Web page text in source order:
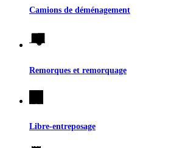
Camions de déménagement
Remorques et remorquage
Libre-entreposage